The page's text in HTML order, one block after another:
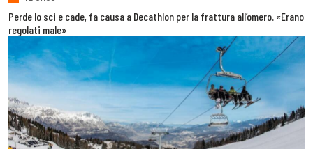
Perde lo sci e cade, fa causa a Decathlon per la frattura all’omero. «Erano
regolati male»